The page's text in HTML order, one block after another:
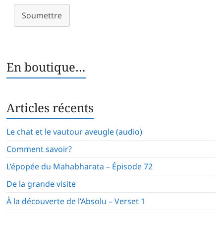
Soumettre
En boutique…
Articles récents
Le chat et le vautour aveugle (audio)
Comment savoir?
L’épopée du Mahabharata – Épisode 72
De la grande visite
À la découverte de l’Absolu – Verset 1